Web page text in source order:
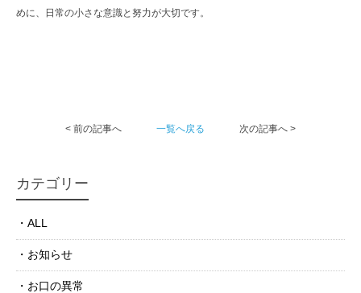
めに、日常の小さな意識と努力が大切です。
< 前の記事へ 一覧へ戻る 次の記事へ >
カテゴリー
ALL
お知らせ
お口の異常